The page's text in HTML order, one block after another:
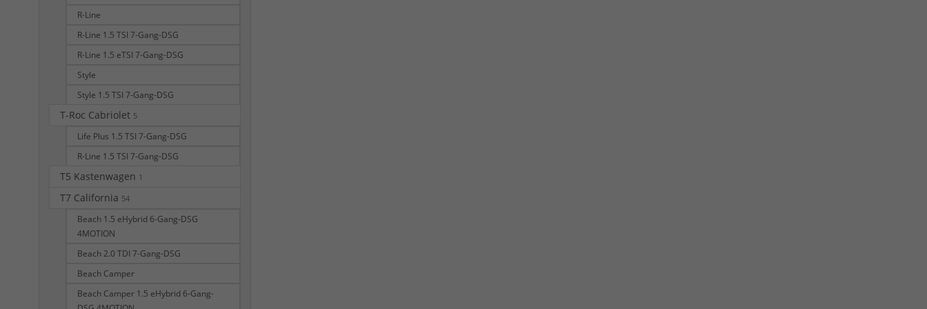
R-Line
R-Line 1.5 TSI 7-Gang-DSG
R-Line 1.5 eTSI 7-Gang-DSG
Style
Style 1.5 TSI 7-Gang-DSG
T-Roc Cabriolet 5
Life Plus 1.5 TSI 7-Gang-DSG
R-Line 1.5 TSI 7-Gang-DSG
T5 Kastenwagen 1
T7 California 54
Beach 1.5 eHybrid 6-Gang-DSG
4MOTION
Beach 2.0 TDI 7-Gang-DSG
Beach Camper
Beach Camper 1.5 eHybrid 6-Gang-